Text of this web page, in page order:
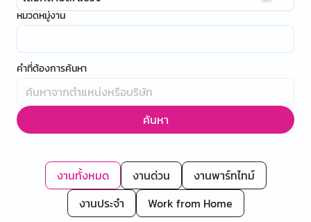
หมวดหมู่งาน
คำที่ต้องการค้นหา
ค้นหา
งานทั้งหมด งานด่วน
งานพาร์ทไทม์
งานประจำ
Work from Home